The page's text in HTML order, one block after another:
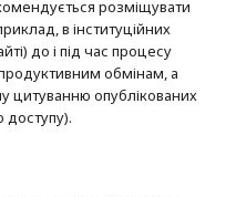
розміщувати
в інституційних
до і під час процесу
обмінам, а
опубліко­ва­них
доступу).